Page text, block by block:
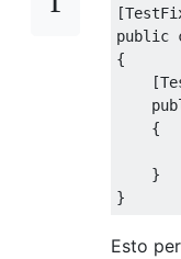
[
public
{
[
{
}
}
Esto